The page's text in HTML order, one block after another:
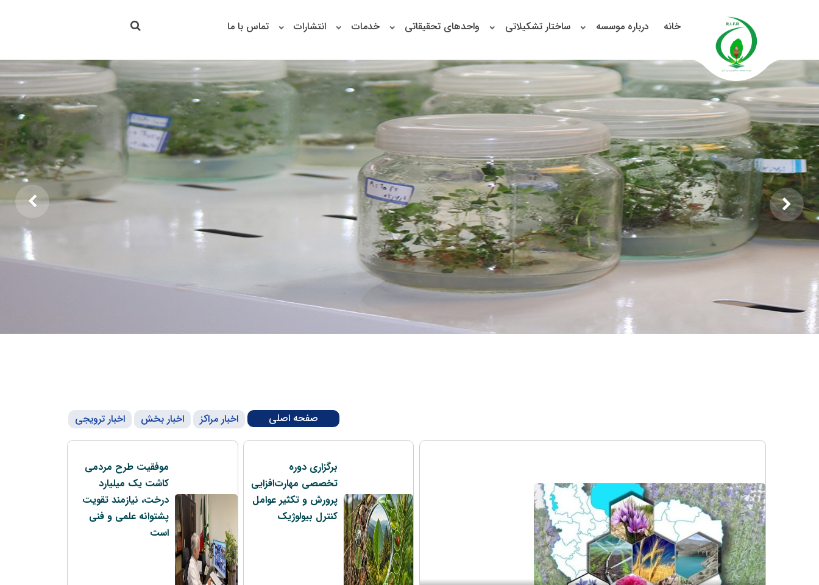
خانه درباره موسسه ساختار تشکیلاتی واحدهای تحقیقاتی خدمات انتشارات تماس با ما جستجو
صفحه اصلی اخبار مراکز اخبار بخش اخبار ترویجی
برگزاری دوره
تخصصی مهارت‌افزایی
پرورش و تکثیر عوامل
کنترل بیولوژیک
موفقیت طرح مردمی
کاشت یک میلیارد
درخت، نیازمند تقویت
پشتوانه علمی و فنی
است